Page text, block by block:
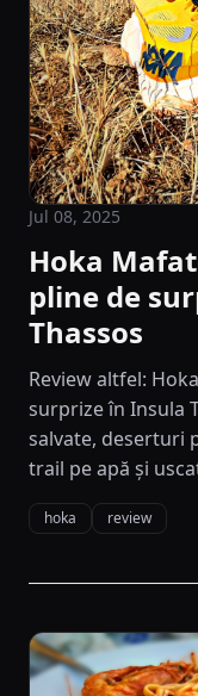
Jul 08, 2025
Hoka
pline de
Thassos
Review altfel:
surprize în Insula
salvate, deserturi
trail pe apă și
hoka review